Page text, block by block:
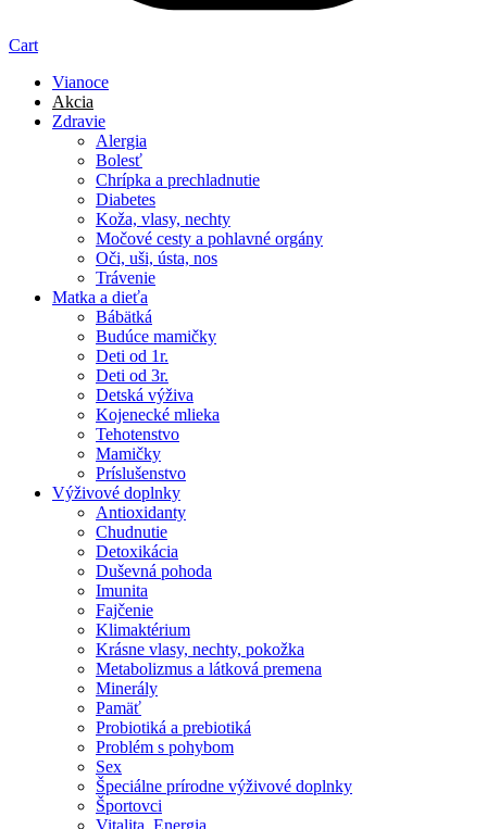
Cart
Vianoce
Akcia
Zdravie
Alergia
Bolesť
Chrípka a prechladnutie
Diabetes
Koža, vlasy, nechty
Močové cesty a pohlavné orgány
Oči, uši, ústa, nos
Trávenie
Matka a dieťa
Bábätká
Budúce mamičky
Deti od 1r.
Deti od 3r.
Detská výživa
Kojenecké mlieka
Tehotenstvo
Mamičky
Príslušenstvo
Výživové doplnky
Antioxidanty
Chudnutie
Detoxikácia
Duševná pohoda
Imunita
Fajčenie
Klimaktérium
Krásne vlasy, nechty, pokožka
Metabolizmus a látková premena
Minerály
Pamäť
Probiotiká a prebiotiká
Problém s pohybom
Sex
Špeciálne prírodne výživové doplnky
Športovci
Vitalita, Energia